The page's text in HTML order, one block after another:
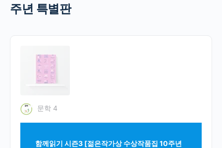
주년 특별판
문학 4
함께읽기 시즌3 [젊은작가상 수상작품집 10주년